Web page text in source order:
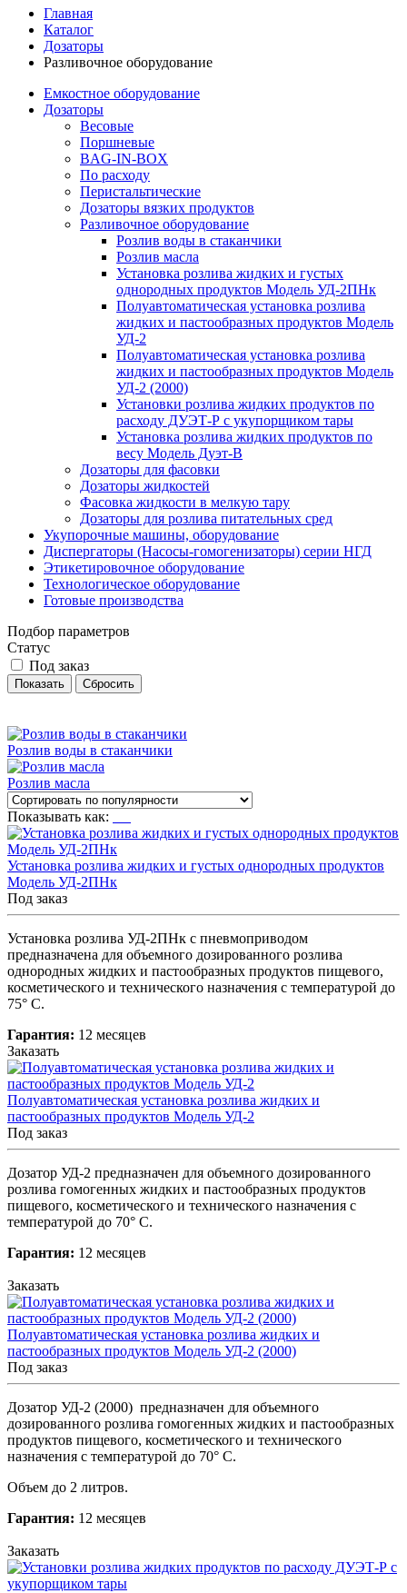
Главная
Каталог
Дозаторы
Разливочное оборудование
Емкостное оборудование
Дозаторы
Весовые
Поршневые
BAG-IN-BOX
По расходу
Перистальтические
Дозаторы вязких продуктов
Разливочное оборудование
Розлив воды в стаканчики
Розлив масла
Установка розлива жидких и густых
однородных продуктов Модель УД-2ПНк
Полуавтоматическая установка розлива
жидких и пастообразных продуктов Модель
УД-2
Полуавтоматическая установка розлива
жидких и пастообразных продуктов Модель
УД-2 (2000)
Установки розлива жидких продуктов по
расходу ДУЭТ-Р с укупорщиком тары
Установка розлива жидких продуктов по
весу Модель Дуэт-В
Дозаторы для фасовки
Дозаторы жидкостей
Фасовка жидкости в мелкую тару
Дозаторы для розлива питательных сред
Укупорочные машины, оборудование
Диспергаторы (Насосы-гомогенизаторы) серии НГД
Этикетировочное оборудование
Технологическое оборудование
Готовые производства
Подбор параметров
Статус
Под заказ
Розлив воды в стаканчики
Розлив масла
Показывать как:
Установка розлива жидких и густых однородных продуктов
Модель УД-2ПНк
Под заказ
Установка розлива УД-2ПНк с пневмоприводом
предназначена для объемного дозированного розлива
однородных жидких и пастообразных продуктов пищевого,
косметического и технического назначения с температурой до
75° С.
Гарантия: 12 месяцев
Заказать
Полуавтоматическая установка розлива жидких и
пастообразных продуктов Модель УД-2
Под заказ
Дозатор УД-2 предназначен для объемного дозированного
розлива гомогенных жидких и пастообразных продуктов
пищевого, косметического и технического назначения с
температурой до 70° С.
Гарантия: 12 месяцев
Заказать
Полуавтоматическая установка розлива жидких и
пастообразных продуктов Модель УД-2 (2000)
Под заказ
Дозатор УД-2 (2000) предназначен для объемного
дозированного розлива гомогенных жидких и пастообразных
продуктов пищевого, косметического и технического
назначения с температурой до 70° С.
Объем до 2 литров.
Гарантия: 12 месяцев
Заказать